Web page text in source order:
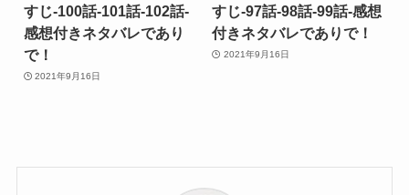
すじ-100話-101話-102話-
感想付きネタバレであり
で！
2021年9月16日
すじ-97話-98話-99話-感想
付きネタバレでありで！
2021年9月16日